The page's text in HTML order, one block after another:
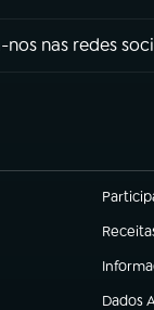
nos nas redes
(abre
(abre
(abre
Dados